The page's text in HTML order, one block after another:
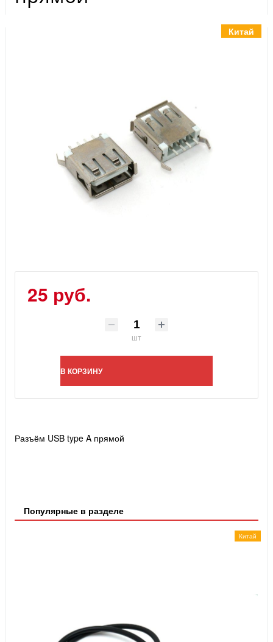
Китай
25 руб.
шт
В КОРЗИНУ
Разъём USB type A прямой
Популярные в разделе
Китай